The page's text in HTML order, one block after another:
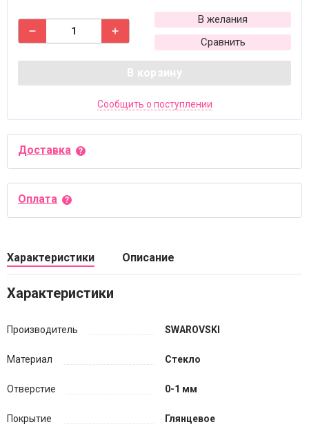
В желания
Сравнить
В корзину
Сообщить о поступлении
Доставка
Оплата
Характеристики Описание
Характеристики
Производитель SWAROVSKI
Материал Стекло
Отверстие 0-1 мм
Покрытие Глянцевое